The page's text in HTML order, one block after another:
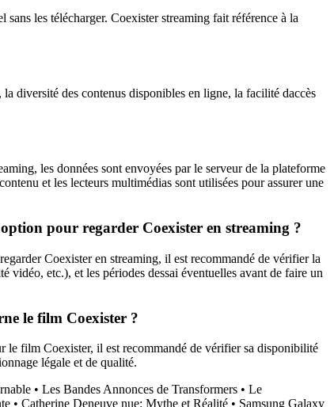
les télécharger. Coexister streaming fait référence à la
diversité des contenus disponibles en ligne, la facilité daccès
les données sont envoyées par le serveur de la plateforme
et les lecteurs multimédias sont utilisées pour assurer une
pour regarder Coexister en streaming ?
Coexister en streaming, il est recommandé de vérifier la
etc.), et les périodes dessai éventuelles avant de faire un
le film Coexister ?
le film Coexister, il est recommandé de vérifier sa disponibilité
légale et de qualité.
• Les Bandes Annonces de Transformers • Le
• Catherine Deneuve nue: Mythe et Réalité • Samsung Galaxy